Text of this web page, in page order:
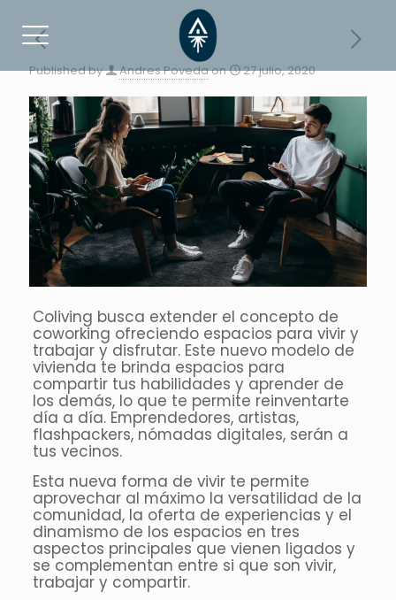
Published by Andres Povedaon 27 julio, 2020
Coliving busca extender el concepto de
coworking ofreciendo espacios para vivir y
trabajar y disfrutar. Este nuevo modelo de
vivienda te brinda espacios para
compartir tus habilidades y aprender de
los demás, lo que te permite reinventarte
día a día. Emprendedores, artistas,
flashpackers, nómadas digitales, serán a
tus vecinos.
Esta nueva forma de vivir te permite
aprovechar al máximo la versatilidad de la
comunidad, la oferta de experiencias y el
dinamismo de los espacios en tres
aspectos principales que vienen ligados y
se complementan entre si que son vivir,
trabajar y compartir.